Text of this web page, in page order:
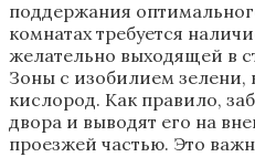
поддержания
комнатах требуется
желательно выходящей в
Зоны с изобилием зелени,
кислород. Как правило,
двора и выводят его на
проезжей частью. Это